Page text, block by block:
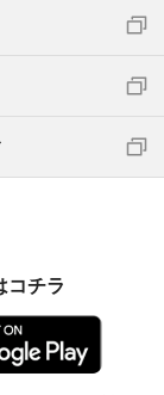
コチラ